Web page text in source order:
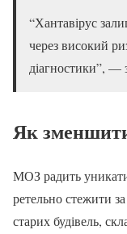
“Хантавірус
через високий
діагностики”, —
Як
МОЗ радить уникати
ретельно стежити
старих будівель,